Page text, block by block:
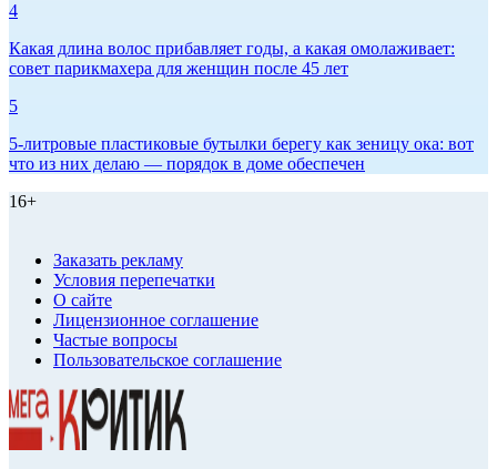
4
Какая длина волос прибавляет годы, а какая омолаживает:
совет парикмахера для женщин после 45 лет
5
5-литровые пластиковые бутылки берегу как зеницу ока: вот
что из них делаю — порядок в доме обеспечен
16+
Заказать рекламу
Условия перепечатки
О сайте
Лицензионное соглашение
Частые вопросы
Пользовательское соглашение